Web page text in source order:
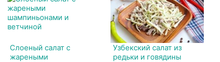
Слоеный салат с
жареными
Узбекский салат из
редьки и говядины